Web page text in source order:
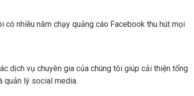
nhiều năm chạy quảng cáo Facebook thu hút mọi
dịch vụ chuyên gia của chúng tôi giúp cải thiện tổng
quản lý social media.